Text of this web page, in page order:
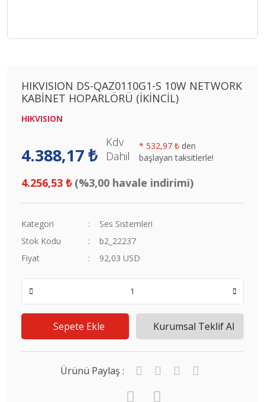
HIKVISION DS-QAZ0110G1-S 10W NETWORK
KABİNET HOPARLÖRÜ (İKİNCİL)
HIKVISION
4.388,17 ₺
Kdv
Dahil
* 532,97 ₺ den
başlayan taksitlerle!
4.256,53 ₺ (%3,00 havale indirimi)
Kategori
Ses Sistemleri
Stok Kodu
b2_22237
Fiyat
92,03 USD
Sepete Ekle Kurumsal Teklif Al
Ürünü Paylaş :